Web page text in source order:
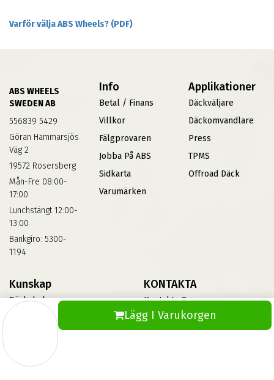
Lägg I Varukorgen
Varför välja ABS Wheels? (PDF)
ABS WHEELS
SWEDEN AB
556839 5429
Göran Hammarsjös
Väg 2
19572 Rosersberg
Mån-Fre 08:00-
17:00
Lunchstängt 12:00-
13:00
Bankgiro: 5300-
1194
Info
Betal / Finans
Villkor
Fälgprovaren
Jobba På ABS
Sidkarta
Varumärken
Applikationer
Däckväljare
Däckomvandlare
Press
TPMS
Offroad Däck
Kunskap
Däckskola
Informationsbank Av Däck
Och Fälgar
KONTAKTA
Kontakta Oss
Vinterdäck